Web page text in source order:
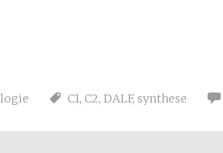
C1, C2, DALF, synthese